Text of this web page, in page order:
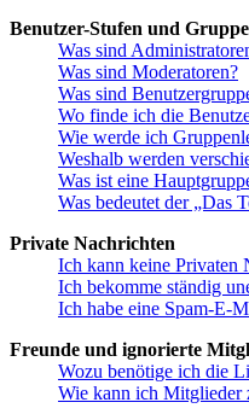
Benutzer-Stufen und
Was sind
Was sind Moderatoren?
Was sind
Wo finde ich die
Wie werde ich
Weshalb werden
Was ist eine
Was bedeutet der „Das
Private Nachrichten
Ich kann keine Privaten
Ich bekomme ständig
Ich habe eine Spam-E-
Freunde und ignorierte
Wozu benötige ich die
Wie kann ich Mitglieder